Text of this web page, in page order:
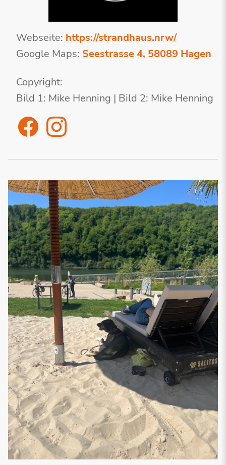
Webseite: https://strandhaus.nrw/
Google Maps: Seestrasse 4, 58089 Hagen
Copyright:
Bild 1: Mike Henning | Bild 2: Mike Henning